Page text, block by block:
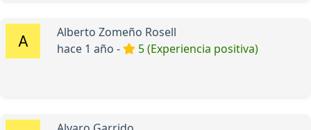
Alberto Zomeño Rosell
hace 1 año -
5 (Experiencia positiva)